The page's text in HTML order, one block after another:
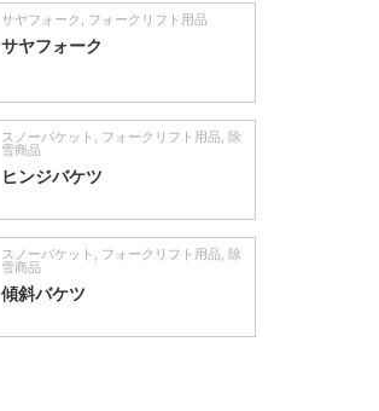
サヤフォーク フォークリフト用品
サヤフォーク
スノーバケット フォークリフト用品
除
雪商品
ヒンジバケツ
スノーバケット フォークリフト用品
除
雪商品
傾斜バケツ